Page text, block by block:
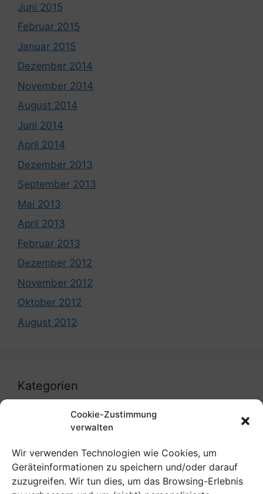
Cookie-Zustimmung
verwalten
Wir verwenden Technologien wie Cookies, um
Geräteinformationen zu speichern und/oder darauf
zuzugreifen. Wir tun dies, um das Browsing-Erlebnis
Juni 2015
Februar 2015
Januar 2015
Dezember 2014
November 2014
August 2014
Juni 2014
April 2014
Dezember 2013
September 2013
Mai 2013
April 2013
Februar 2013
Dezember 2012
November 2012
Oktober 2012
August 2012
Kategorien
coronavirus